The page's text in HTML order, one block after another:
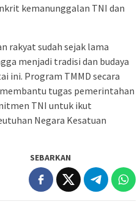
kemanunggalan TNI dan
rakyat sudah sejak lama
menjadi tradisi dan budaya
ini. Program TMMD secara
tugas pemerintahan
TNI untuk ikut
Negara Kesatuan
SEBARKAN